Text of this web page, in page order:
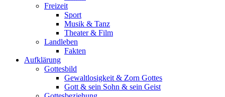
Freizeit
Sport
Musik & Tanz
Theater & Film
Landleben
Fakten
Aufklärung
Gottesbild
Gewaltlosigkeit & Zorn Gottes
Gott & sein Sohn & sein Geist